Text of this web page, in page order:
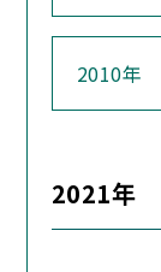
2010年
2021年